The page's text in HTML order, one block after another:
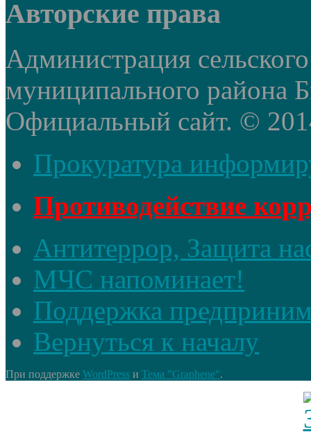
Авторские права
Администрация
муниципального района
Официальный сайт. ©
Прокуратура
Противодействие
Антитеррор, Защита
МЧС напоминает!
Поддержка
Вернуться к началу
При поддержке WordPress и Тема "Graphene".